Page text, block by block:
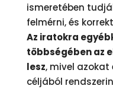
ismeretében
felmérni, és
Az iratokra
többségében az
lesz, mivel
céljából